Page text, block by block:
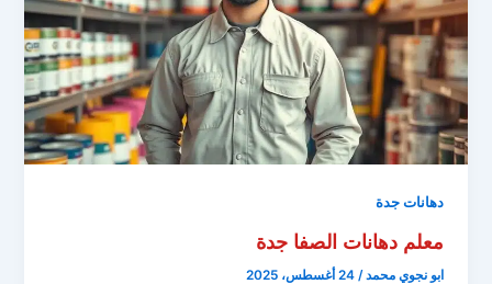
دهانات جدة
معلم دهانات الصفا جدة
ابو نجوي محمد/24 أغسطس، 2025